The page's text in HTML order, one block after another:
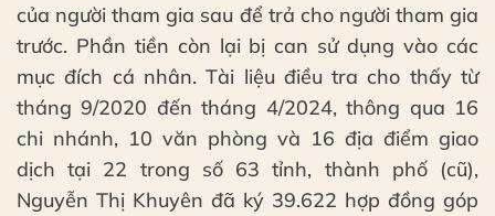
của người tham gia sau để trả cho người tham gia
trước. Phần tiền còn lại bị can sử dụng vào các
mục đích cá nhân. Tài liệu điều tra cho thấy từ
tháng 9/2020 đến tháng 4/2024, thông qua 16
chi nhánh, 10 văn phòng và 16 địa điểm giao
dịch tại 22 trong số 63 tỉnh, thành phố (cũ),
Nguyễn Thị Khuyên đã ký 39.622 hợp đồng góp